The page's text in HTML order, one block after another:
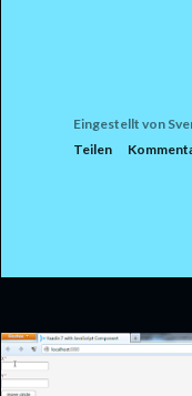
Eingestellt von
Teilen